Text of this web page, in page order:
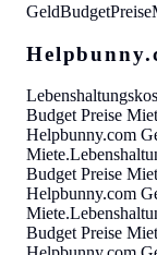
GeldBudgetPreise
Budget Preise
Helpbunny.com
Miete.
Budget Preise
Helpbunny.com
Miete.
Budget Preise